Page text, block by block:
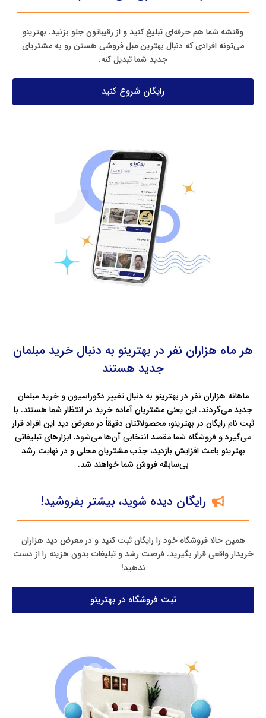
وقتشه شما هم حرفه‌ای تبلیغ کنید و از رقیباتون جلو بزنید. بهترینو
می‌تونه افرادی که دنبال بهترین مبل فروشی هستن رو به مشتریای
جدید شما تبدیل کنه.
رایگان شروع کنید
هر ماه هزاران نفر در بهترینو به دنبال خرید مبلمان
جدید هستند
ماهانه هزاران نفر در بهترینو به دنبال تغییر دکوراسیون و خرید مبلمان
جدید می‌گردند. این یعنی مشتریان آماده خرید در انتظار شما هستند. با
ثبت‌ نام رایگان در بهترینو، محصولاتتان دقیقاً در معرض دید این افراد قرار
می‌گیرد و فروشگاه شما مقصد انتخابی آن‌ها می‌شود. ابزارهای تبلیغاتی
بهترینو باعث افزایش بازدید، جذب مشتریان محلی و در نهایت رشد
بی‌سابقه فروش شما خواهند شد.
رایگان دیده شوید، بیشتر بفروشید!
همین حالا فروشگاه خود را رایگان ثبت کنید و در معرض دید هزاران
خریدار واقعی قرار بگیرید. فرصت رشد و تبلیغات بدون هزینه را از دست
ندهید!
ثبت فروشگاه در بهترینو